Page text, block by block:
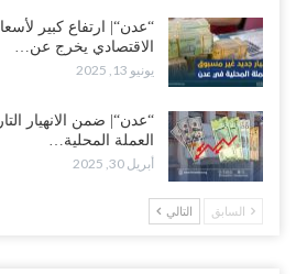
“عدن“| ارتفاع كبير
الاقتصادي يخرج عن…
يونيو 13, 2025
“عدن“| ضمن الانهيار
العملة المحلية…
أبريل 30, 2025
السابق التالي